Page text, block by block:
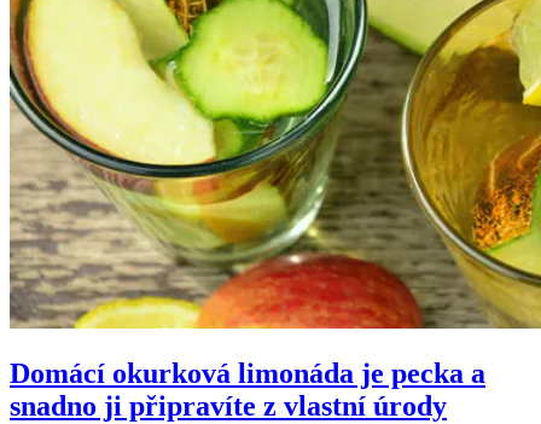
Domácí okurková limonáda je pecka a
snadno ji připravíte z vlastní úrody